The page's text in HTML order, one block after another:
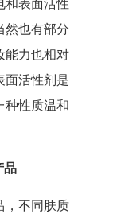
和表面活性
然也有部分
能力也相对
面活性剂是
种性质温和
品
，不同肤质